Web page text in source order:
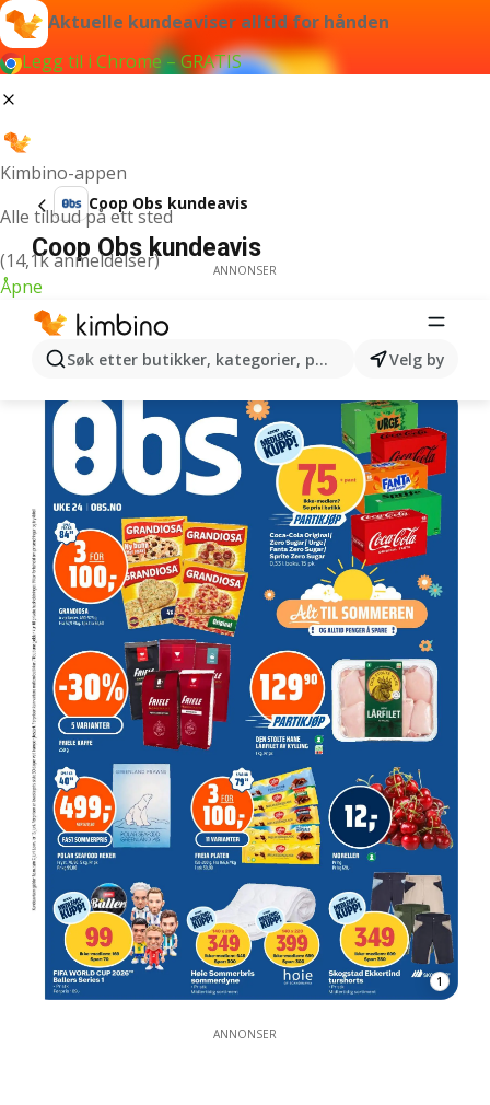
Aktuelle kundeaviser alltid for hånden
Legg til i Chrome – GRATIS
Kimbino-appen
Alle tilbud på ett sted
(14,1k anmeldelser)
Åpne
Søk etter butikker, kategorier, produkter...Velg by
Coop Obs kundeavis
Coop Obs kundeavis
ANNONSER
1
ANNONSER